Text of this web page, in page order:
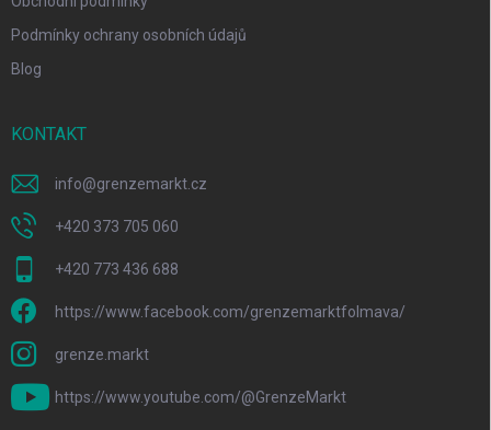
Podmínky ochrany osobních údajů
Blog
KONTAKT
info@grenzemarkt.cz
+420 373 705 060
+420 773 436 688
https://www.facebook.com/grenzemarktfolmava/
grenze.markt
https://www.youtube.com/@GrenzeMarkt